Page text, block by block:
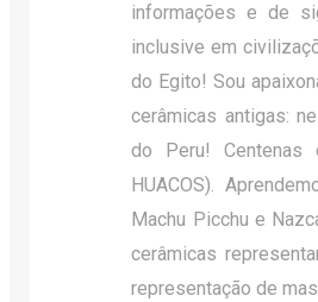
informações e de
inclusive em
do Egito! Sou
cerâmicas antigas:
do Peru! Centenas
HUACOS).
Machu Picchu e
cerâmicas
representação de